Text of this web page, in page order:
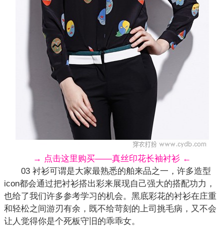
→ 点击这里购买——真丝印花长袖衬衫 ←
03 衬衫可谓是大家最熟悉的舶来品之一，许多造型
icon都会通过把衬衫搭出彩来展现自己强大的搭配功力，
也给了我们许多参考学习的机会。黑底彩花的衬衫在庄重
和轻松之间游刃有余，既不给苛刻的上司挑毛病，又不会
让人觉得你是个死板守旧的乖乖女。